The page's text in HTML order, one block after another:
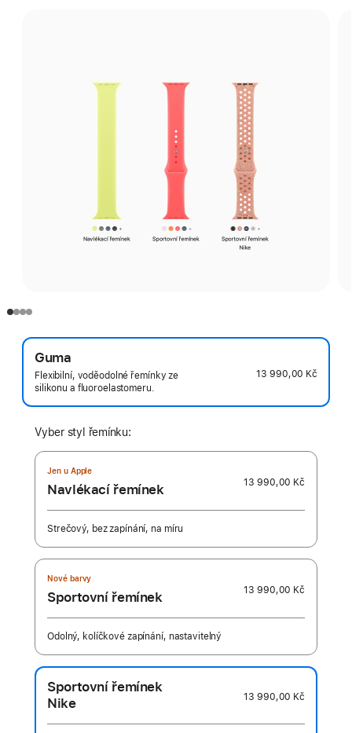
Guma
Flexibilní, voděodolné řemínky ze
silikonu a fluoroelastomeru.
13 990,00 Kč
Vyber styl řemínku:
Jen u Apple
Navlékací řemínek 13 990,00 Kč
Strečový, bez zapínání, na míru
Nové barvy
Sportovní řemínek 13 990,00 Kč
Odolný, kolíčkové zapínání, nastavitelný
Sportovní řemínek
Nike
13 990,00 Kč